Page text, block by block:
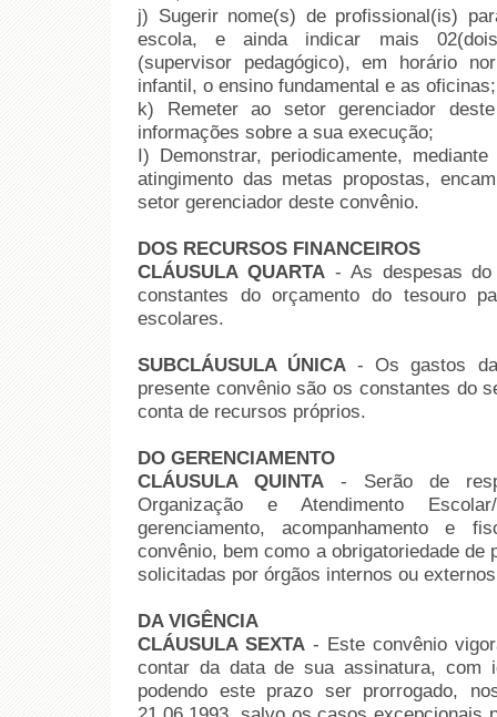
j) Sugerir nome(s) de profissional(is)
escola, e ainda indicar mais
(supervisor pedagógico), em horário
infantil, o ensino fundamental e as oficinas;
k) Remeter ao setor gerenciador
informações sobre a sua execução;
I) Demonstrar, periodicamente,
atingimento das metas propostas,
setor gerenciador deste convênio.
DOS RECURSOS FINANCEIROS
CLÁUSULA QUARTA- As despesas do
constantes do orçamento do tesouro
escolares.
SUBCLÁUSULA ÚNICA - Os gastos
presente convênio são os constantes do
conta de recursos próprios.
DO GERENCIAMENTO
CLÁUSULA QUINTA - Serão de
Organização e Atendimento
gerenciamento, acompanhamento e
convênio, bem como a obrigatoriedade
solicitadas por órgãos internos ou
DA VIGÊNCIA
CLÁUSULA SEXTA- Este convênio
contar da data de sua assinatura, com
podendo este prazo ser prorrogado,